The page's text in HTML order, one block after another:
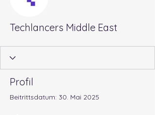
Techlancers Middle East
Profil
Beitrittsdatum: 30. Mai 2025